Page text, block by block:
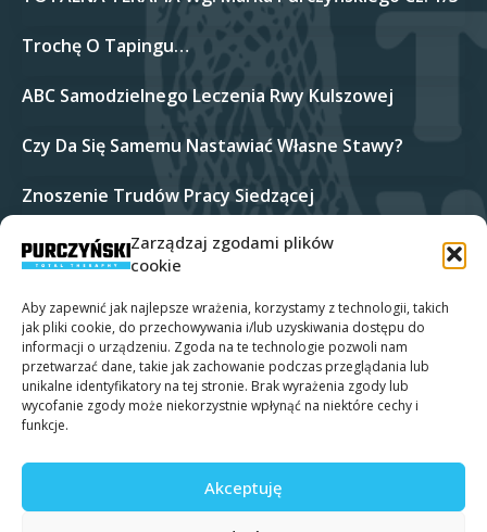
Zarządzaj zgodami plików
cookie
Aby zapewnić jak najlepsze wrażenia, korzystamy z technologii, takich
jak pliki cookie, do przechowywania i/lub uzyskiwania dostępu do
informacji o urządzeniu. Zgoda na te technologie pozwoli nam
przetwarzać dane, takie jak zachowanie podczas przeglądania lub
unikalne identyfikatory na tej stronie. Brak wyrażenia zgody lub
wycofanie zgody może niekorzystnie wpłynąć na niektóre cechy i
funkcje.
Akceptuję
Trochę O Tapingu…
ABC Samodzielnego Leczenia Rwy Kulszowej
Czy Da Się Samemu Nastawiać Własne Stawy?
Znoszenie Trudów Pracy Siedzącej
Bóle Barku Połączone Z Drętwieniem Kończyny
Górnej
Polityka Prywatności Polityka plików cookies (EU)